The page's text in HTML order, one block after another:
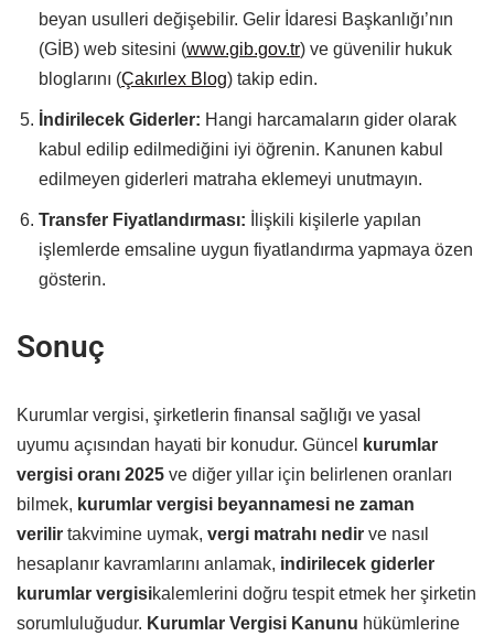
beyan usulleri değişebilir. Gelir İdaresi Başkanlığı’nın
(GİB) web sitesini (www.gib.gov.tr) ve güvenilir hukuk
bloglarını (Çakırlex Blog) takip edin.
İndirilecek Giderler: Hangi harcamaların gider olarak
kabul edilip edilmediğini iyi öğrenin. Kanunen kabul
edilmeyen giderleri matraha eklemeyi unutmayın.
Transfer Fiyatlandırması: İlişkili kişilerle yapılan
işlemlerde emsaline uygun fiyatlandırma yapmaya özen
gösterin.
Sonuç
Kurumlar vergisi, şirketlerin finansal sağlığı ve yasal
uyumu açısından hayati bir konudur. Güncel
kurumlar
vergisi oranı 2025 ve diğer yıllar için belirlenen oranları
bilmek, kurumlar vergisi beyannamesi ne zaman
verilir takvimine uymak, vergi matrahı nedir ve nasıl
hesaplanır kavramlarını anlamak, indirilecek giderler
kurumlar vergisikalemlerini doğru tespit etmek her şirketin
sorumluluğudur. Kurumlar Vergisi Kanunu hükümlerine